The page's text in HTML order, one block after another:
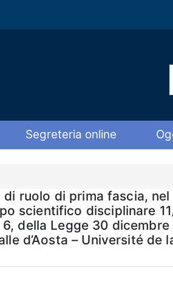
Segreteria online
ruolo di prima fascia,
scientifico disciplinare
della Legge 30
d’Aosta – Université de